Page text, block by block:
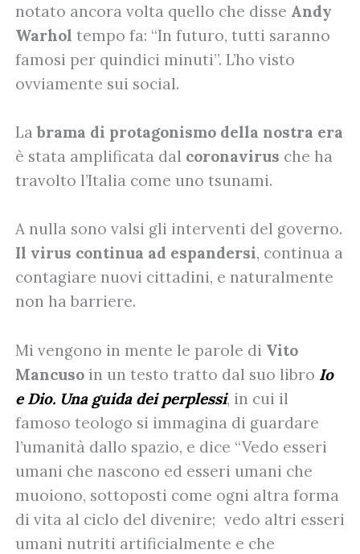
notato ancora volta quello che disse Andy
Warhol tempo fa: “In futuro, tutti saranno
famosi per quindici minuti”. L’ho visto
ovviamente sui social.
Labrama di protagonismo della nostra era
è stata amplificata dal coronavirus che ha
travolto l’Italia come uno tsunami.
A nulla sono valsi gli interventi del governo.
Il virus continua ad espandersi, continua a
contagiare nuovi cittadini, e naturalmente
non ha barriere.
Mi vengono in mente le parole di Vito
Mancuso in un testo tratto dal suo libro Io
e Dio. Una guida dei perplessi, in cui il
famoso teologo si immagina di guardare
l’umanità dallo spazio, e dice “Vedo esseri
umani che nascono ed esseri umani che
muoiono, sottoposti come ogni altra forma
di vita al ciclo del divenire; vedo altri esseri
umani nutriti artificialmente e che